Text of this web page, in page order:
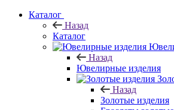
Каталог
Назад
Каталог
Назад
Ювелирные изделия
Назад
Золотые изделия